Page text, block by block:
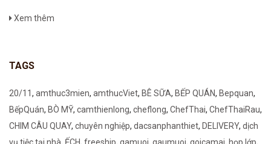
Xem thêm
TAGS
20/11, amthuc3mien, amthucViet, BÊ SỮA, BẾP QUÁN, Bepquan,
BếpQuán, BÒ MỸ, camthienlong, cheflong, ChefThai, ChefThaiRau,
CHIM CÂU QUAY, chuyên nghiệp, dacsanphanthiet, DELIVERY, dịch
vụ tiệc tại nhà, ẾCH, freeship, gamuoi, gaumuoi, goicamai, họp lớp,